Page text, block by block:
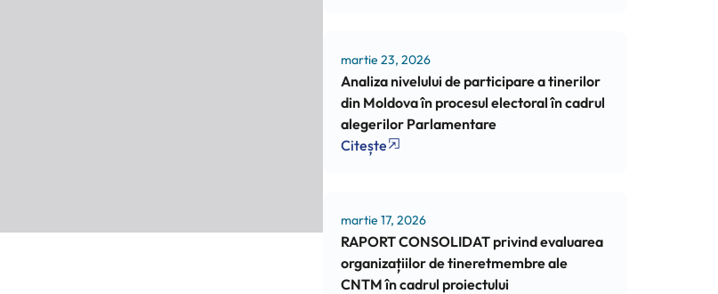
martie 23, 2026
Analiza nivelului de participare a tinerilor
din Moldova în procesul electoral în cadrul
alegerilor Parlamentare
Citește
martie 17, 2026
RAPORT CONSOLIDAT privind evaluarea
organizațiilor de tineretmembre ale
CNTM în cadrul proiectului